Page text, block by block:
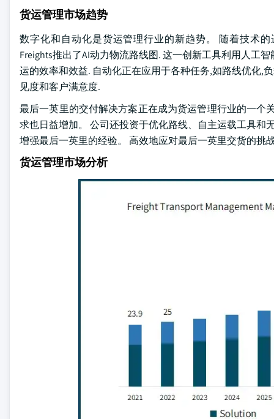
货运管理市场趋势
数字化和自动化是货运管理行业的新趋势。 随着技术
Freights推出了AI动力物流路线图. 这一创新工具利用人工
运的效率和效益. 自动化正在应用于各种任务,如路线优化,
见度和客户满意度.
最后一英里的交付解决方案正在成为货运管理行业的一个
求也日益增加。 公司还投资于优化路线、自主运载工具
增强最后一英里的经验。 高效地应对最后一英里交货的挑
货运管理市场分析